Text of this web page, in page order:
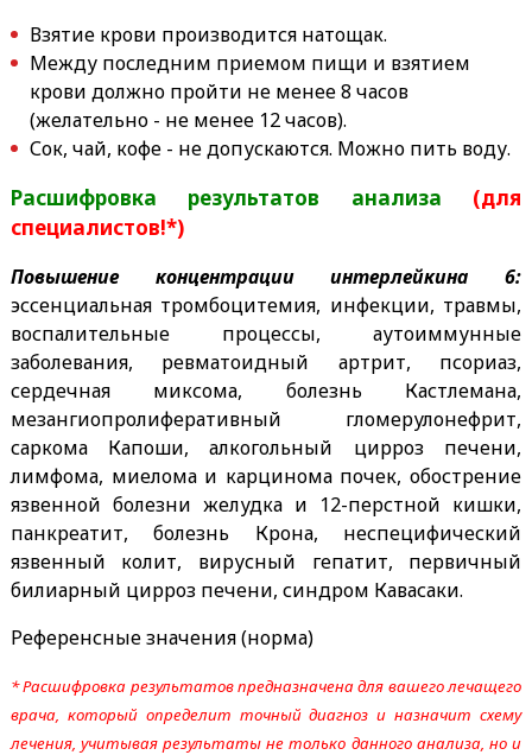
Взятие крови производится натощак.
Между последним приемом пищи и взятием
крови должно пройти не менее 8 часов
(желательно - не менее 12 часов).
Сок, чай, кофе - не допускаются. Можно пить воду.
Расшифровка результатов анализа (для
специалистов!*)
Повышение концентрации интерлейкина 6:
эссенциальная тромбоцитемия, инфекции, травмы,
воспалительные процессы, аутоиммунные
заболевания, ревматоидный артрит, псориаз,
сердечная миксома, болезнь Кастлемана,
мезангиопролиферативный гломерулонефрит,
саркома Капоши, алкогольный цирроз печени,
лимфома, миелома и карцинома почек, обострение
язвенной болезни желудка и 12-перстной кишки,
панкреатит, болезнь Крона, неспецифический
язвенный колит, вирусный гепатит, первичный
билиарный цирроз печени, синдром Кавасаки.
Референсные значения (норма)
* Расшифровка результатов предназначена для вашего лечащего
врача, который определит точный диагноз и назначит схему
лечения, учитывая результаты не только данного анализа, но и